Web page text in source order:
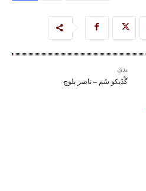
پدی
گُڈیکو سُم – ناصر بلوچ